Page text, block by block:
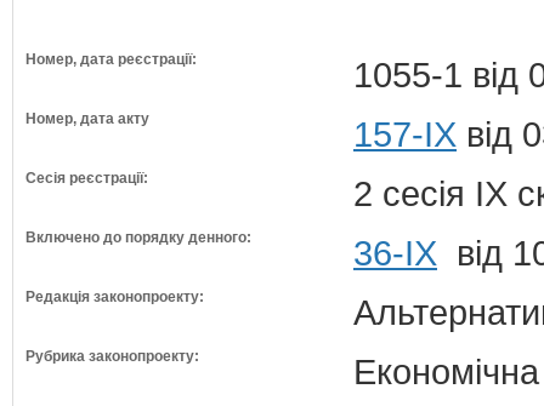
Номер, дата реєстрації: 1055-1 від
Номер, дата акту 157-IX від
Сесія реєстрації: 2 сесія IX
Включено до порядку денного: 36-ІХ від
Редакція законопроекту:
Рубрика законопроекту: